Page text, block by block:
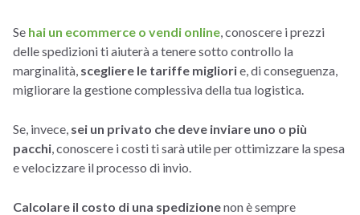
Se hai un ecommerce o vendi online, conoscere i prezzi
delle spedizioni ti aiuterà a tenere sotto controllo la
marginalità, scegliere le tariffe migliorie, di conseguenza,
migliorare la gestione complessiva della tua logistica.
Se, invece, sei un privato che deve inviare uno o più
pacchi, conoscere i costi ti sarà utile per ottimizzare la spesa
e velocizzare il processo di invio.
Calcolare il costo di una spedizionenon è sempre